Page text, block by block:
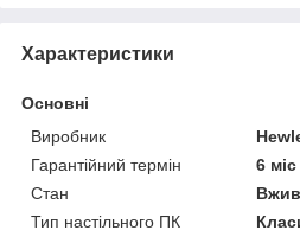
Характеристики
Основні
Виробник
Гарантійний термін
6 міс
Стан
Тип настільного ПК